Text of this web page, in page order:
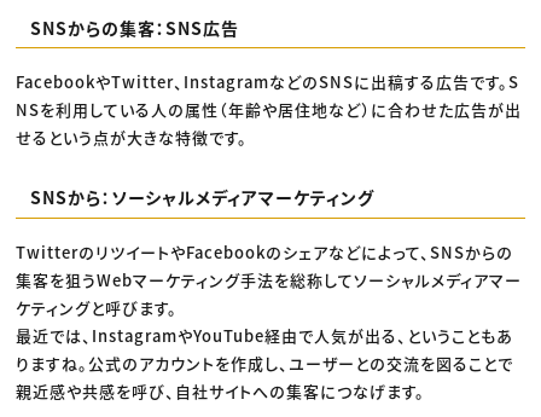
SNSからの集客：SNS広告
FacebookやTwitter、InstagramなどのSNSに出稿する広告です。S
NSを利用している人の属性（年齢や居住地など）に合わせた広告が出
せるという点が大きな特徴です。
SNSから：ソーシャルメディアマーケティング
TwitterのリツイートやFacebookのシェアなどによって、SNSからの
集客を狙うWebマーケティング手法を総称してソーシャルメディアマー
ケティングと呼びます。
最近では、InstagramやYouTube経由で人気が出る、ということもあ
りますね。公式のアカウントを作成し、ユーザーとの交流を図ることで
親近感や共感を呼び、自社サイトへの集客につなげます。